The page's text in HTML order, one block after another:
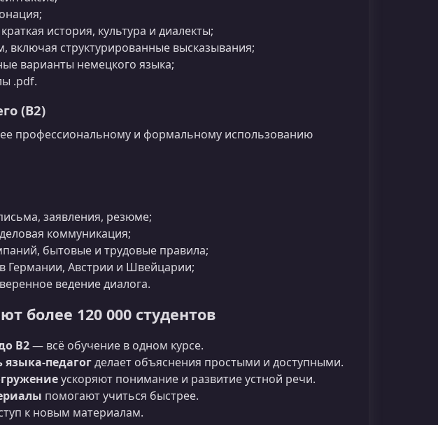
история, культура и диалекты;
включая структурированные высказывания;
варианты немецкого языка;
.pdf.
(B2)
профессиональному и формальному использованию
заявления, резюме;
коммуникация;
бытовые и трудовые правила;
Германии, Австрии и Швейцарии;
ведение диалога.
более 120 000 студентов
B2— всё обучение в одном курсе.
педагогделает объяснения простыми и доступными.
ускоряют понимание и развитие устной речи.
помогают учиться быстрее.
к новым материалам.